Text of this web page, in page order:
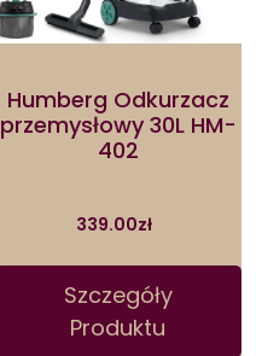
Humberg Odkurzacz
przemysłowy 30L HM-
402
339.00zł
Szczegóły
Produktu